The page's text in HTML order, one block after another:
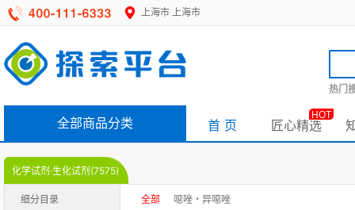
上海市 上海市
热门
全部商品分类 首 页 匠心精选
HOT
化学试剂·生化试剂(7575)
细分目录 全部 噁唑・异噁唑